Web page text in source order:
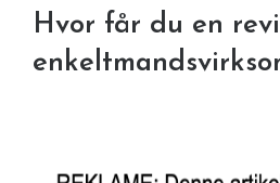
Hvor får du en